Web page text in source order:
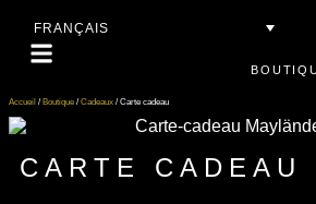
FRANÇAIS
Accueil / Boutique / Cadeaux / Carte cadeau
CARTE CADEAU